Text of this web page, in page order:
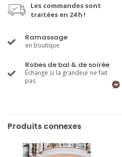
Les commandes sont
traitées en 24 h !
Ramassage
en boutique
Robes de bal & de soirée
Échange si la grandeur ne fait
pas
Produits connexes